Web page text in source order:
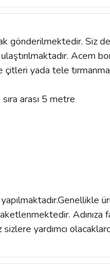
gönderilmektedir. Siz
Acem
çitleri yada tele
arası 5 metre
yardımcı